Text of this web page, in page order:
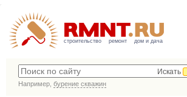
строительство ремонт дом и дача
Искать
Например, бурение скважин